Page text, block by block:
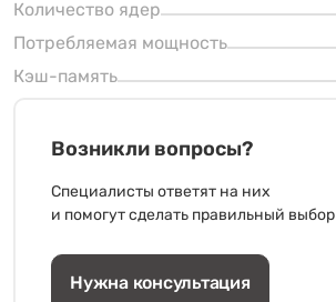
Количество ядер
Потребляемая мощность
Кэш-память
Возникли вопросы?
Специалисты ответят на них
и помогут сделать правильный выбор
Нужна консультация